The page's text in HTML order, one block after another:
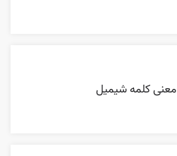
معنی کلمه شیمیل